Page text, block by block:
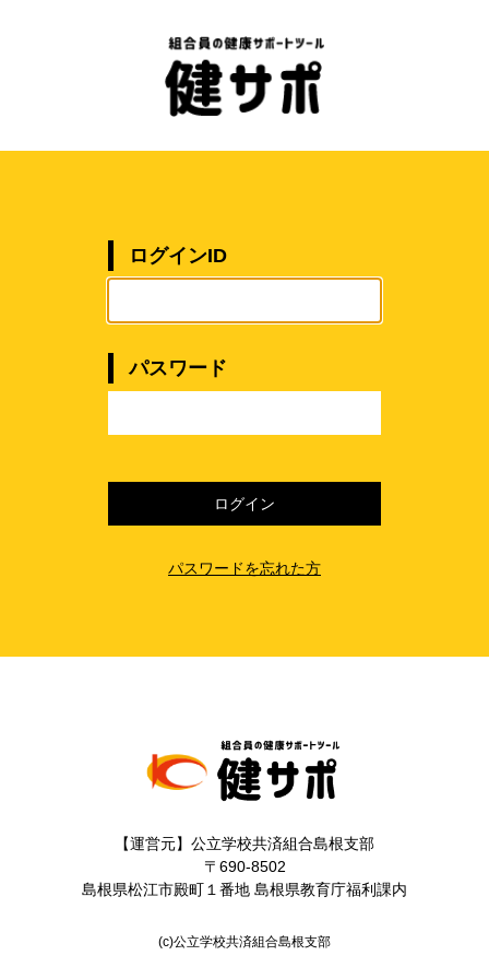
ログインID
パスワード
パスワードを忘れた方
【運営元】公立学校共済組合島根支部
〒690-8502
島根県松江市殿町１番地 島根県教育庁福利課内
(c)公立学校共済組合島根支部